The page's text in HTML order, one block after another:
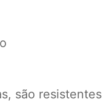
são resistentes